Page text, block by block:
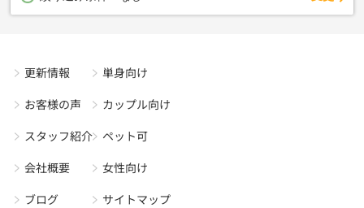
更新情報
お客様の声
スタッフ紹介
会社概要
ブログ
単身向け
カップル向け
ペット可
女性向け
サイトマップ